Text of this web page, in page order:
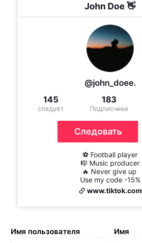
John Doe 👋
@john_doee.
145
следует
183
Подписчики
Следовать
⚽ Football player
🎼 Music producer
🔥 Never give up
Use my code -15%
www.tiktok.com
Имя пользователя Имя